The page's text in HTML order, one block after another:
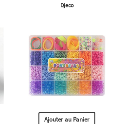
Djeco
Ajouter au Panier